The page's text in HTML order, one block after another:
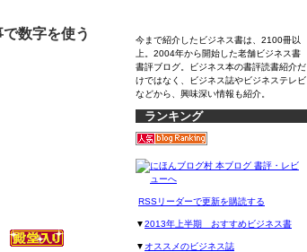
数字を使う
今まで紹介したビジネス書は、2100冊以
上。2004年から開始した老舗ビジネス書
書評ブログ。ビジネス本の書評読書紹介だ
けではなく、ビジネス誌やビジネステレビ
などから、興味深い情報も紹介。
ランキング
RSSリーダーで更新を購読する
▼2013年上半期 おすすめビジネス書
▼ オススメのビジネス誌